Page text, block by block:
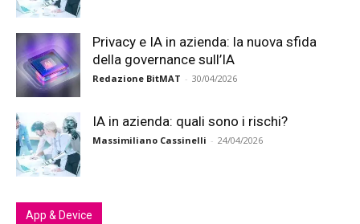
Privacy e IA in azienda: la nuova sfida
della governance sull’IA
Redazione BitMAT - 30/04/2026
IA in azienda: quali sono i rischi?
Massimiliano Cassinelli - 24/04/2026
App & Device